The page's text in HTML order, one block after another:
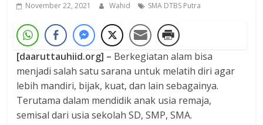
November 22, 2021 Wahid SMA DTBS Putra
[daaruttauhiid.org] – Berkegiatan alam bisa
menjadi salah satu sarana untuk melatih diri agar
lebih mandiri, bijak, kuat, dan lain sebagainya.
Terutama dalam mendidik anak usia remaja,
semisal dari usia sekolah SD, SMP, SMA.